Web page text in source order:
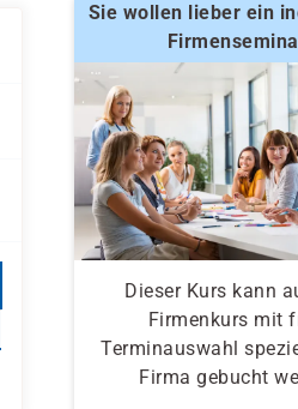
Sie wollen lieber ein
Dieser Kurs kann
Firmenkurs mit
Terminauswahl
Firma gebucht